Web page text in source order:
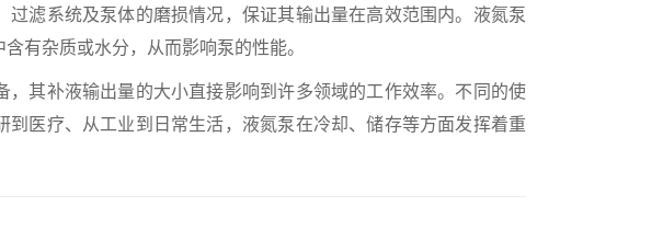
滤系统及泵体的磨损情况，保证其输出量在高效范围内。液氮泵
有杂质或水分，从而影响泵的性能。
其补液输出量的大小直接影响到许多领域的工作效率。不同的使
医疗、从工业到日常生活，液氮泵在冷却、储存等方面发挥着重